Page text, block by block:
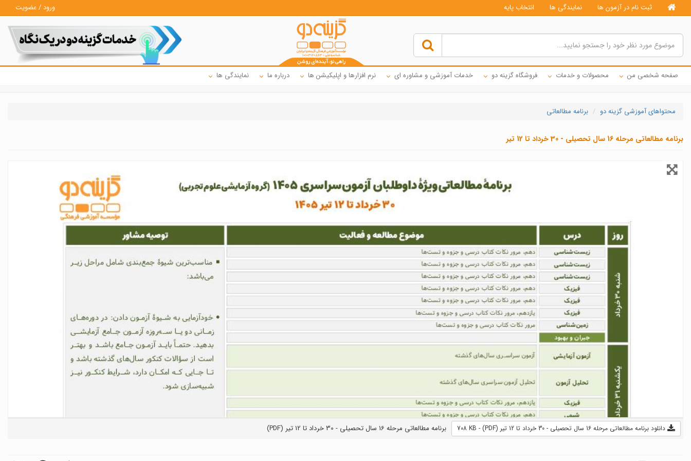
ثبت نام در آزمون ها نمایندگی ها انتخاب پایه ورود / عضویت
صفحه شخصی من محصولات و خدمات فروشگاه گزینه دو خدمات آموزشی و مشاوره ای نرم افزارها و اپلیکیشن ها درباره ما نمایندگی ها
محتواهای آموزشی گزینه دو برنامه مطالعاتی
برنامه مطالعاتی مرحله 16 سال تحصیلی - 30 خرداد تا 12 تیر
دانلود برنامه مطالعاتی مرحله 16 سال تحصیلی - 30 خرداد تا 12 تیر (PDF) - 708 KB برنامه مطالعاتی مرحله 16 سال تحصیلی - 30 خرداد تا 12 تیر (PDF)